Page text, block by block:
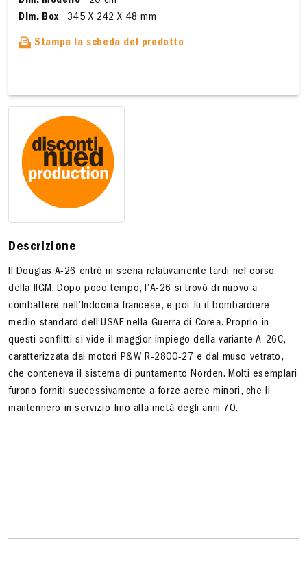
Dim. Box
345 X 242 X 48 mm
Stampa la scheda del prodotto
Descrizione
Il Douglas A-26 entrò in scena relativamente tardi nel corso
della IIGM. Dopo poco tempo, l’A-26 si trovò di nuovo a
combattere nell’Indocina francese, e poi fu il bombardiere
medio standard dell’USAF nella Guerra di Corea. Proprio in
questi conflitti si vide il maggior impiego della variante A-26C,
caratterizzata dai motori P&W R-2800-27 e dal muso vetrato,
che conteneva il sistema di puntamento Norden. Molti esemplari
furono forniti successivamente a forze aeree minori, che li
mantennero in servizio fino alla metà degli anni 70.